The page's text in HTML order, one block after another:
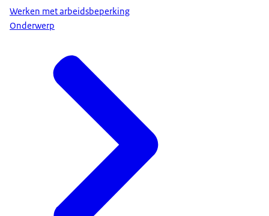
Werken met arbeidsbeperking
Onderwerp